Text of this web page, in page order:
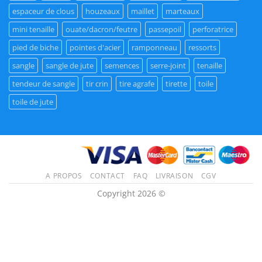
espaceur de clous
houzeaux maillet
marteaux
mini tenaille
ouate/dacron/feutre passepoil
perforatrice
pied de biche
pointes d'acier ramponneau
ressorts
sangle
sangle de jute semences serre-joint
tenaille
tendeur de sangle
tir crin tire agrafe tirette
toile
toile de jute
A PROPOS CONTACT FAQ LIVRAISON CGV
Copyright 2026 ©